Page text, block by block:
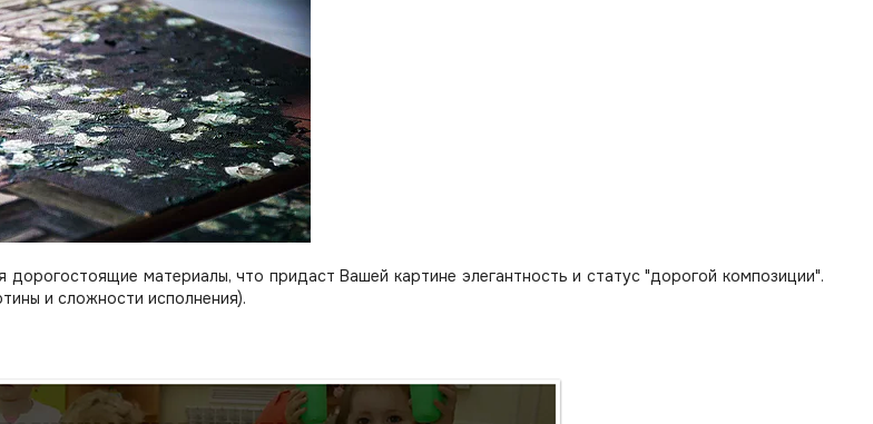
материалы, что придаст Вашей картине элегантность и статус "дорогой композиции".
и сложности исполнения).